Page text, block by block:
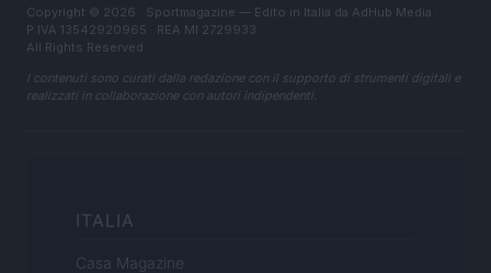
Copyright © 2026 · Sportmagazine — Edito in Italia da AdHub Media
P.IVA 13542920965 · REA MI 2729933
All Rights Reserved
I contenuti sono curati dalla redazione con il supporto di strumenti digitali e
realizzati in collaborazione con autori indipendenti.
ITALIA
Casa Magazine